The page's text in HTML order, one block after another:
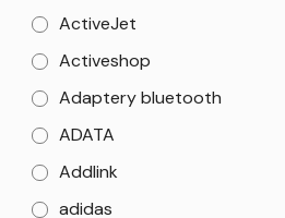
ActiveJet
Activeshop
Adaptery bluetooth
ADATA
Addlink
adidas